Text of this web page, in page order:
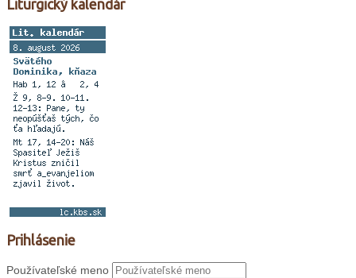
Liturgický kalendár
Prihlásenie
Používateľské meno